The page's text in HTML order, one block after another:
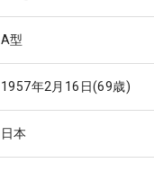
A型
1957年2月16日(69歳)
日本